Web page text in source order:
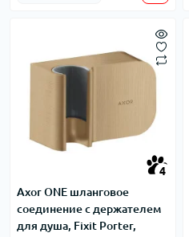
4
Axor ONE шланговое
соединение с держателем
для душа, Fixit Porter,